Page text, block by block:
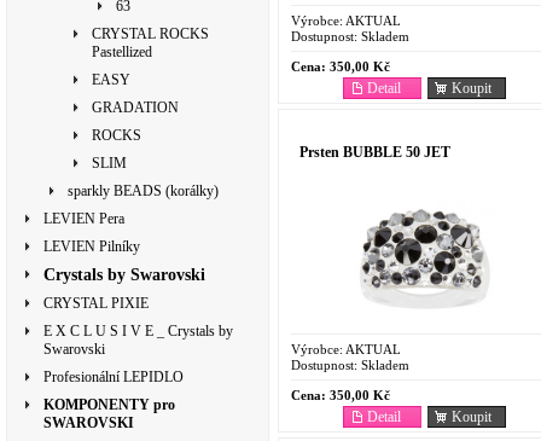
63
CRYSTAL ROCKS
Pastellized
EASY
GRADATION
ROCKS
SLIM
sparkly BEADS (korálky)
LEVIEN Pera
LEVIEN Pilníky
Crystals by Swarovski
CRYSTAL PIXIE
E X C L U S I V E _ Crystals by
Swarovski
Profesionální LEPIDLO
KOMPONENTY pro
SWAROVSKI
Výrobce: AKTUAL
Dostupnost: Skladem
Cena: 350,00 Kč
Koupit
Detail
Prsten BUBBLE 50 JET
Výrobce: AKTUAL
Dostupnost: Skladem
Cena: 350,00 Kč
Koupit
Detail